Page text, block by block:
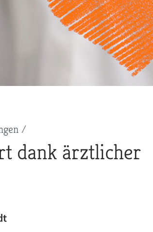
dank ärztlicher